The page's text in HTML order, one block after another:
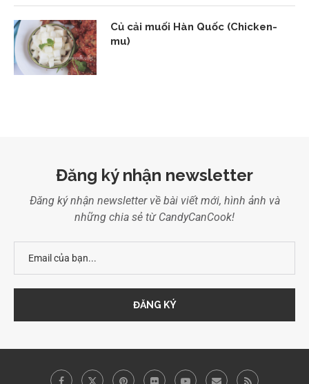
Củ cải muối Hàn Quốc (Chicken-
mu)
Đăng ký nhận newsletter
Đăng ký nhận newsletter về bài viết mới, hình ảnh và
những chia sẻ từ CandyCanCook!